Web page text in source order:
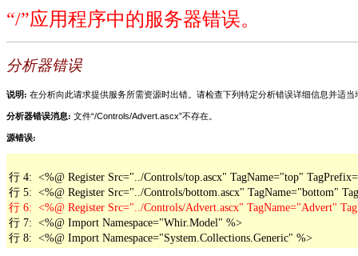
“/”应用程序中的服务器错误。
分析器错误
说明: 在分析向此请求提供服务所需资源时出错。请检查下列特定分析错误详细信息并适当
分析器错误消息: 文件“/Controls/Advert.ascx”不存在。
源错误:
行 4:  <%@ Register Src="../Controls/top.ascx" TagName="top"
行 7:  <%@ Import Namespace="Whir.Model" %>
行 8:  <%@ Import Namespace="System.Collections.Generic" %>